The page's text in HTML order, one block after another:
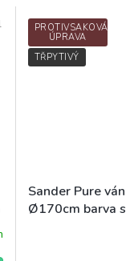
PROTIVSAKOVÁ
ÚPRAVA
TŘPYTIVÝ
Sander Pure
Ø170cm barva